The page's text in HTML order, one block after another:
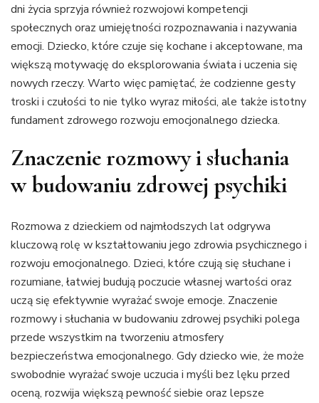
dni życia sprzyja również rozwojowi kompetencji
społecznych oraz umiejętności rozpoznawania i nazywania
emocji. Dziecko, które czuje się kochane i akceptowane, ma
większą motywację do eksplorowania świata i uczenia się
nowych rzeczy. Warto więc pamiętać, że codzienne gesty
troski i czułości to nie tylko wyraz miłości, ale także istotny
fundament zdrowego rozwoju emocjonalnego dziecka.
Znaczenie rozmowy i słuchania
w budowaniu zdrowej psychiki
Rozmowa z dzieckiem od najmłodszych lat odgrywa
kluczową rolę w kształtowaniu jego zdrowia psychicznego i
rozwoju emocjonalnego. Dzieci, które czują się słuchane i
rozumiane, łatwiej budują poczucie własnej wartości oraz
uczą się efektywnie wyrażać swoje emocje. Znaczenie
rozmowy i słuchania w budowaniu zdrowej psychiki polega
przede wszystkim na tworzeniu atmosfery
bezpieczeństwa emocjonalnego. Gdy dziecko wie, że może
swobodnie wyrażać swoje uczucia i myśli bez lęku przed
oceną, rozwija większą pewność siebie oraz lepsze